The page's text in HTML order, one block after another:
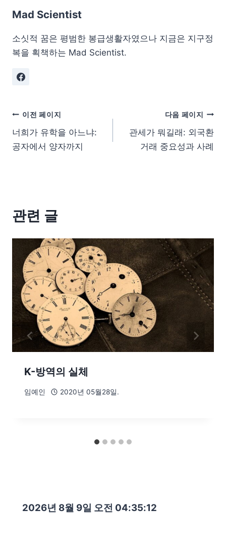
Mad Scientist
소싯적 꿈은 평범한 봉급생활자였으나 지금은 지구정
복을 획책하는 Mad Scientist.
이전 페이지
너희가 유학을 아느냐:
공자에서 양자까지
다음 페이지
관세가 뭐길래: 외국환
거래 중요성과 사례
관련 글
K-방역의 실체
임예인 2020년 05월28일.
2026년 8월 9일 오전 04:35:14